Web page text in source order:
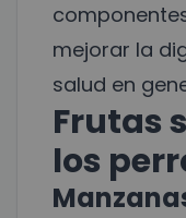
mejorar la
salud en
Frutas
los